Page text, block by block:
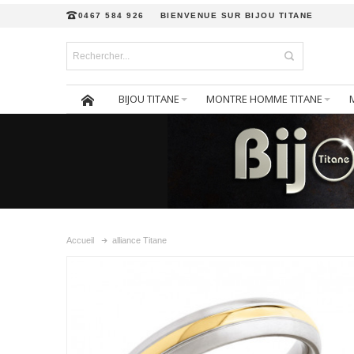
0467 584 926 BIENVENUE SUR BIJOU TITANE
BIJOU TITANE MONTRE HOMME TITANE
Accueil alliance Titane